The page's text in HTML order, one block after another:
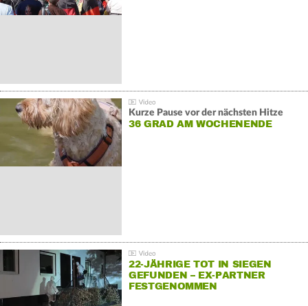
Kurze Pause vor der nächsten Hitze
36 GRAD AM WOCHENENDE
22-JÄHRIGE TOT IN SIEGEN
GEFUNDEN – EX-PARTNER
FESTGENOMMEN